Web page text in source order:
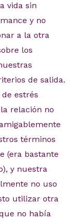
vida sin
y no
a la otra
los
de salida.
estrés
relación no
términos
(era bastante
y nuestra
no uso
utilizar otra
no había